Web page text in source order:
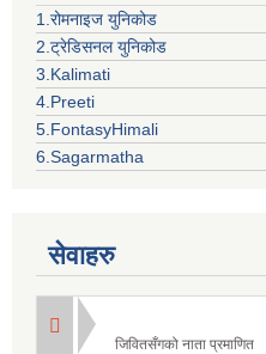
1.रोमनाइज युनिकोड
2.ट्रेडिसनल युनिकोड
3.Kalimati
4.Preeti
5.FontasyHimali
6.Sagarmatha
सेवाहरु
जिवितसँगको नाता प्रमाणित